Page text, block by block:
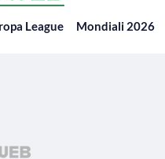
League Mondiali 2026